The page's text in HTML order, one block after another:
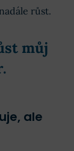
růst.
můj
ale